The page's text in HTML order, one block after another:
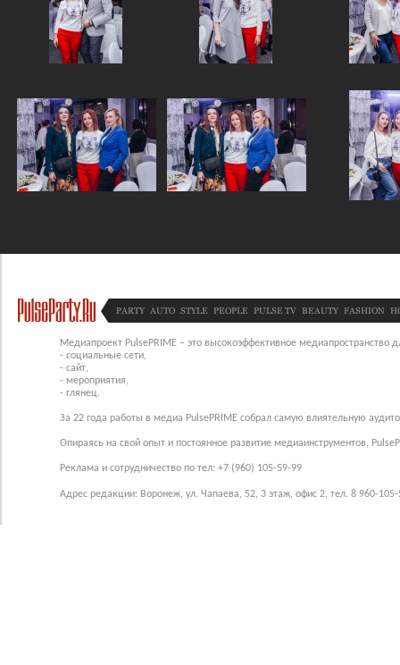
PARTY AUTO STYLE PEOPLE PULSE TV BEAUTY FASHION
Медиапроект PulsePRIME – это высокоэффективное медиапространство
- социальные сети,
- сайт,
- мероприятия,
- глянец.
За 22 года работы в медиа PulsePRIME собрал самую влиятельную
Опираясь на свой опыт и постоянное развитие медиаинструментов,
Реклама и сотрудничество по тел: +7 (960) 105-59-99
Адрес редакции: Воронеж, ул. Чапаева, 52, 3 этаж, офис 2, тел. 8 960-